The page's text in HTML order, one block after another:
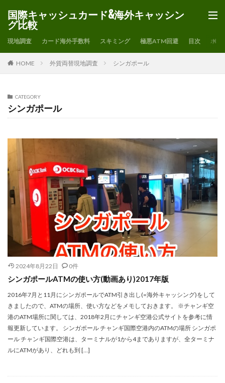
国際キャッシュカード&海外キャッシン
グ比較
現地調査 カード海外手数料 スキミング 極悪ATM回避 目次 ホー
HOME 外貨両替現地調査 シンガポール
CATEGORY
シンガポール
2024年8月22日 0件
シンガポールATMの使い方(動画あり)2017年版
2016年7月と11月にシンガポールでATM引き出し(=海外キャッシング)をして
きましたので、ATMの場所、使い方などをメモしておきます。 ※チャンギ空
港のATM場所に関しては、2018年2月にチャンギ空港公式サイトを参考に情
報更新しています。 シンガポール チャンギ国際空港内のATMの場所 シンガポ
ール チャンギ国際空港は、ターミナルが1から4までありますが、全ターミナ
ルにATMがあり、どれも到 […]